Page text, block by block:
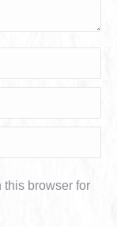
this browser for